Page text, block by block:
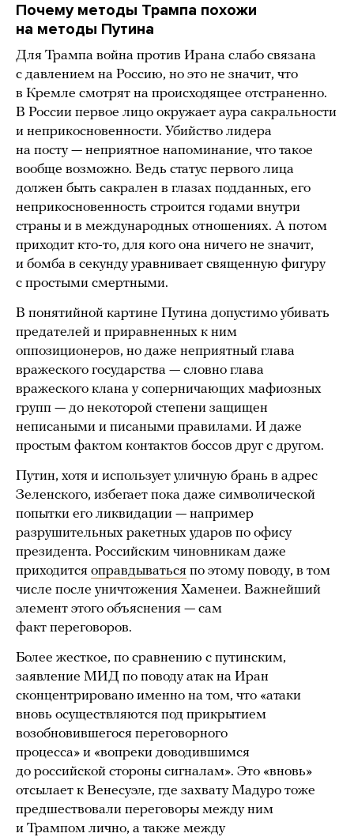
Почему методы Трампа похожи
на методы Путина
Для Трампа война против Ирана слабо связана
с давлением на Россию, но это не значит, что
в Кремле смотрят на происходящее отстраненно.
В России первое лицо окружает аура сакральности
и неприкосновенности. Убийство лидера
на посту — неприятное напоминание, что такое
вообще возможно. Ведь статус первого лица
должен быть сакрален в глазах подданных, его
неприкосновенность строится годами внутри
страны и в международных отношениях. А потом
приходит кто-то, для кого она ничего не значит,
и бомба в секунду уравнивает священную фигуру
с простыми смертными.
В понятийной картине Путина допустимо убивать
предателей и приравненных к ним
оппозиционеров, но даже неприятный глава
вражеского государства — словно глава
вражеского клана у соперничающих мафиозных
групп — до некоторой степени защищен
неписаными и писаными правилами. И даже
простым фактом контактов боссов друг с другом.
Путин, хотя и использует уличную брань в адрес
Зеленского, избегает пока даже символической
попытки его ликвидации — например
разрушительных ракетных ударов по офису
президента. Российским чиновникам даже
приходится оправдываться по этому поводу, в том
числе после уничтожения Хаменеи. Важнейший
элемент этого объяснения — сам
факт переговоров.
Более жесткое, по сравнению с путинским,
заявление МИД по поводу атак на Иран
сконцентрировано именно на том, что «атаки
вновь осуществляются под прикрытием
возобновившегося переговорного
процесса» и «вопреки доводившимся
до российской стороны сигналам». Это «вновь»
отсылает к Венесуэле, где захвату Мадуро тоже
предшествовали переговоры между ним
и Трампом лично, а также между